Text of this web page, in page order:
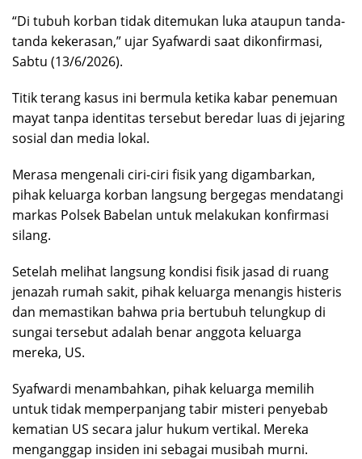
“Di tubuh korban tidak ditemukan luka ataupun tanda-
tanda kekerasan,” ujar Syafwardi saat dikonfirmasi,
Sabtu (13/6/2026).
Titik terang kasus ini bermula ketika kabar penemuan
mayat tanpa identitas tersebut beredar luas di jejaring
sosial dan media lokal.
Merasa mengenali ciri-ciri fisik yang digambarkan,
pihak keluarga korban langsung bergegas mendatangi
markas Polsek Babelan untuk melakukan konfirmasi
silang.
Setelah melihat langsung kondisi fisik jasad di ruang
jenazah rumah sakit, pihak keluarga menangis histeris
dan memastikan bahwa pria bertubuh telungkup di
sungai tersebut adalah benar anggota keluarga
mereka, US.
Syafwardi menambahkan, pihak keluarga memilih
untuk tidak memperpanjang tabir misteri penyebab
kematian US secara jalur hukum vertikal. Mereka
menganggap insiden ini sebagai musibah murni.